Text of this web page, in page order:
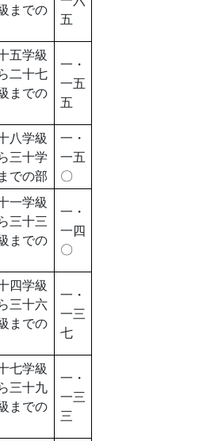
までの
五
五学級
二十七
までの
一・
一五
五
八学級
三十学
での部
一・
一五
〇
一学級
三十三
までの
一・
一四
〇
四学級
三十六
までの
一・
一三
七
七学級
三十九
までの
一・
一三
三